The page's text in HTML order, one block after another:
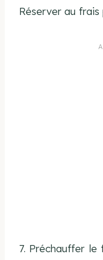
Réserver au frais
7. Préchauffer le